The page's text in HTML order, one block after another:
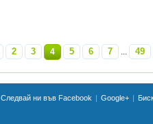
2 3 4 5 6 7 ... 49»
Следвай ни във Facebook Google+